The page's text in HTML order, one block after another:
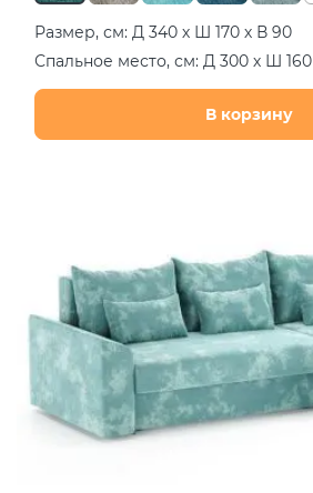
Размер, см: Д 340 х Ш 170 х В 90
Спальное место, см: Д 300 х Ш 160
В корзину